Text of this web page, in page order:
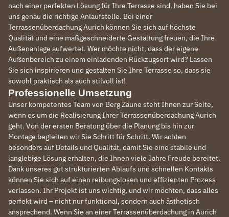
nach einer perfekten Lösung für Ihre Terrasse sind, haben Sie bei
uns genau die richtige Anlaufstelle. Bei einer
Terrassenüberdachung Aurich können Sie sich auf höchste
Qualität und eine maßgeschneiderte Gestaltung freuen, die Ihre
Außenanlage aufwertet. Wer möchte nicht, dass der eigene
Außenbereich zu einem einladenden Rückzugsort wird? Lassen
Sie sich inspirieren und gestalten Sie Ihre Terrasse so, dass sie
sowohl praktisch als auch stilvoll ist!
Professionelle Umsetzung
Unser kompetentes Team von Berg Zäune steht Ihnen zur Seite,
wenn es um die Realisierung Ihrer Terrassenüberdachung Aurich
geht. Von der ersten Beratung über die Planung bis hin zur
Montage begleiten wir Sie Schritt für Schritt. Wir achten
besonders auf Details und Qualität, damit Sie eine stabile und
langlebige Lösung erhalten, die Ihnen viele Jahre Freude bereitet.
Dank unseres gut strukturierten Ablaufs und schnellen Kontakts
können Sie sich auf einen reibungslosen und effizienten Prozess
verlassen. Ihr Projekt ist uns wichtig, und wir möchten, dass alles
perfekt wird – nicht nur funktional, sondern auch ästhetisch
ansprechend. Wenn Sie an einer Terrassenüberdachung in Aurich